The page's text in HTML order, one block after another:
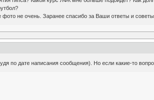
фото не очень. Заранее спасибо за Ваши ответы и
по дате написания сообщения). Но если какие-то